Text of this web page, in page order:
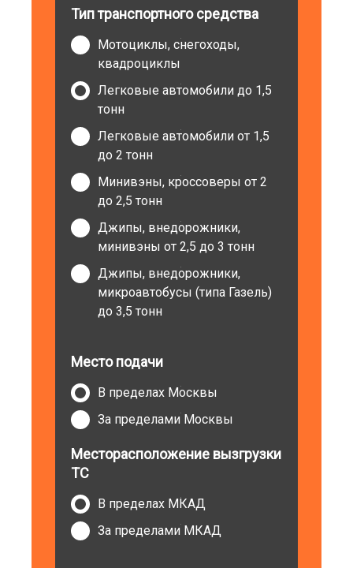
Тип транспортного средства
Мотоциклы, снегоходы,
квадроциклы
Легковые автомобили до 1,5
тонн
Легковые автомобили от 1,5
до 2 тонн
Минивэны, кроссоверы от 2
до 2,5 тонн
Джипы, внедорожники,
минивэны от 2,5 до 3 тонн
Джипы, внедорожники,
микроавтобусы (типа Газель)
до 3,5 тонн
Место подачи
В пределах Москвы
За пределами Москвы
Месторасположение вызгрузки
ТС
В пределах МКАД
За пределами МКАД